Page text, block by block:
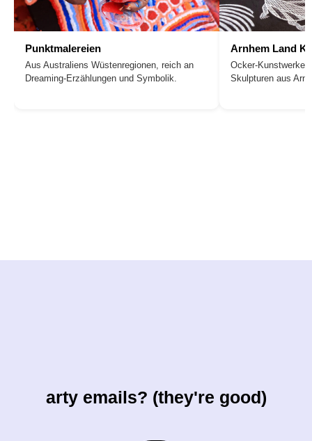
Punktmalereien
Aus Australiens Wüstenregionen, reich an
Dreaming-Erzählungen und Symbolik.
Arnhem Land
Ocker-Kunstwerke,
Skulpturen aus
arty emails? (they're good)